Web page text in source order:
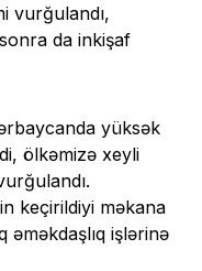
vurğulandı,
da inkişaf
yüksək
ölkəmizə xeyli
keçirildiyi məkana
işlərinə